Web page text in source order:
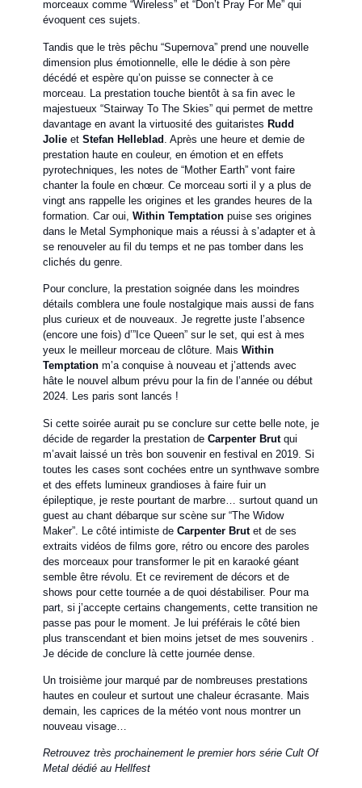
morceaux comme “Wireless” et “Don’t Pray For Me” qui
évoquent ces sujets.
Tandis que le très pêchu “Supernova” prend une nouvelle
dimension plus émotionnelle, elle le dédie à son père
décédé et espère qu’on puisse se connecter à ce
morceau. La prestation touche bientôt à sa fin avec le
majestueux “Stairway To The Skies” qui permet de mettre
davantage en avant la virtuosité des guitaristes Rudd
Jolie et Stefan Helleblad . Après une heure et demie de
prestation haute en couleur, en émotion et en effets
pyrotechniques, les notes de “Mother Earth” vont faire
chanter la foule en chœur. Ce morceau sorti il y a plus de
vingt ans rappelle les origines et les grandes heures de la
formation. Car oui, Within Temptation puise ses origines
dans le Metal Symphonique mais a réussi à s’adapter et à
se renouveler au fil du temps et ne pas tomber dans les
clichés du genre.
Pour conclure, la prestation soignée dans les moindres
détails comblera une foule nostalgique mais aussi de fans
plus curieux et de nouveaux. Je regrette juste l’absence
(encore une fois) d’”Ice Queen” sur le set, qui est à mes
yeux le meilleur morceau de clôture. Mais Within
Temptationm’a conquise à nouveau et j’attends avec
hâte le nouvel album prévu pour la fin de l’année ou début
2024. Les paris sont lancés !
Si cette soirée aurait pu se conclure sur cette belle note, je
décide de regarder la prestation de Carpenter Brutqui
m’avait laissé un très bon souvenir en festival en 2019. Si
toutes les cases sont cochées entre un synthwave sombre
et des effets lumineux grandioses à faire fuir un
épileptique, je reste pourtant de marbre… surtout quand un
guest au chant débarque sur scène sur “The Widow
Maker”. Le côté intimiste de Carpenter Brutet de ses
extraits vidéos de films gore, rétro ou encore des paroles
des morceaux pour transformer le pit en karaoké géant
semble être révolu. Et ce revirement de décors et de
shows pour cette tournée a de quoi déstabiliser. Pour ma
part, si j’accepte certains changements, cette transition ne
passe pas pour le moment. Je lui préférais le côté bien
plus transcendant et bien moins jetset de mes souvenirs .
Je décide de conclure là cette journée dense.
Un troisième jour marqué par de nombreuses prestations
hautes en couleur et surtout une chaleur écrasante. Mais
demain, les caprices de la météo vont nous montrer un
nouveau visage…
Retrouvez très prochainement le premier hors série Cult Of
Metal dédié au Hellfest